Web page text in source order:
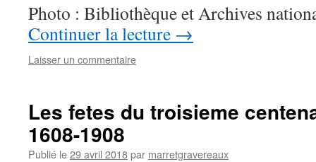
Photo : Bibliothèque et Archives
Continuer la lecture →
Laisser un commentaire
Les fetes du troisieme
1608-1908
Publié le29 avril 2018par marretgravereaux